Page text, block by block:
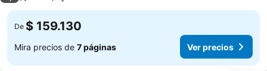
De $ 159.130
Mira precios de 7 páginas Ver precios